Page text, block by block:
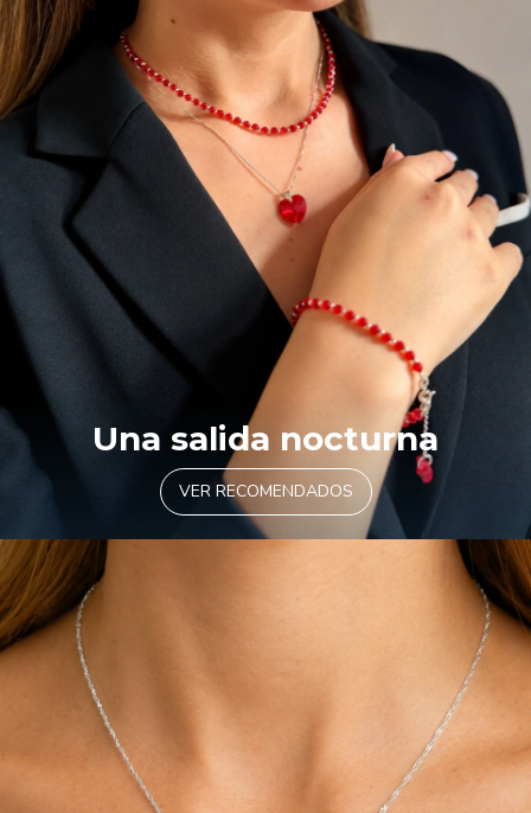
Una salida nocturna
VER RECOMENDADOS